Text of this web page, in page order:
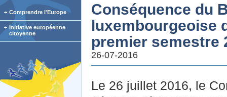
Conséquence du
luxembourgeoise
premier semestre
26-07-2016
Le 26 juillet 2016, le
Comprendre l'Europe
Initiative européenne
citoyenne